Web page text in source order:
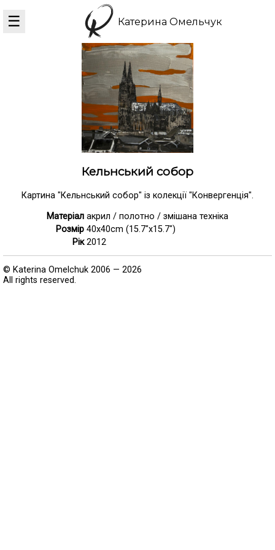
☰ Катерина Омельчук
Кельнський собор
Картина "Кельнський собор" із колекції "Конвергенція".
Матеріал акрил / полотно / змішана техніка
Розмір 40x40cm (15.7"x15.7")
Рік 2012
© Katerina Omelchuk 2006 — 2026
All rights reserved.